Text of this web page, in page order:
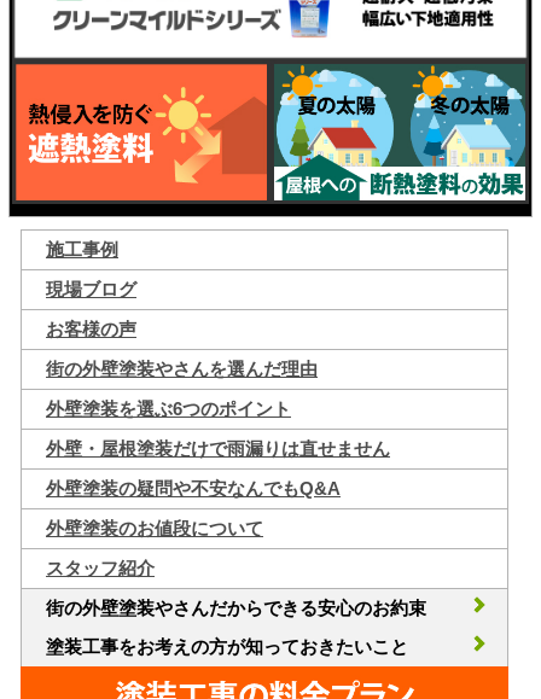
施工事例
現場ブログ
お客様の声
街の外壁塗装やさんを選んだ理由
外壁塗装を選ぶ6つのポイント
外壁・屋根塗装だけで雨漏りは直せません
外壁塗装の疑問や不安なんでもQ&A
外壁塗装のお値段について
スタッフ紹介
街の外壁塗装やさんだからできる安心のお約束
塗装工事をお考えの方が知っておきたいこと